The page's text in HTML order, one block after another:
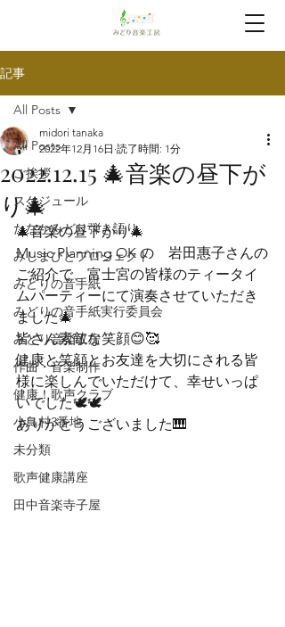
記事
All Posts
ご挨拶
スケジュール
たなかみどり弾き語り
みしまびとプロジェクト
みどりの音手紙
みどりの音手紙実行委員会
みどり音楽工房
作曲・音楽制作
健康！歌声クラブ
小鳥村3番地
未分類
歌声健康講座
田中音楽寺子屋
All Posts
2022.12.15 🎄音楽の昼下が
り🎄
midori tanaka
2022年12月16日 読了時間: 1分
🎄音楽の昼下がり🎄
Music Planning OK の　岩田惠子さんの
ご紹介で、富士宮の皆様のティータイ
ムパーティーにて演奏させていただき
ました🎄
皆さん素敵な笑顔😊🥰
健康と笑顔とお友達を大切にされる皆
様に楽しんでいただけて、幸せいっぱ
いでした🕊🕊
ありがとうございました🎹